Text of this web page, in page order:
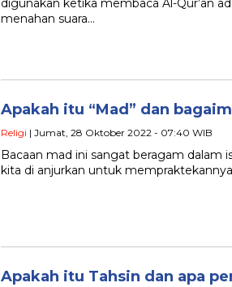
digunakan ketika membaca Al-Qur’an
menahan suara…
Apakah itu “Mad” dan
Religi | Jumat, 28 Oktober 2022 - 07:40 WIB
Bacaan mad ini sangat beragam dalam
kita di anjurkan untuk
Apakah itu Tahsin dan apa